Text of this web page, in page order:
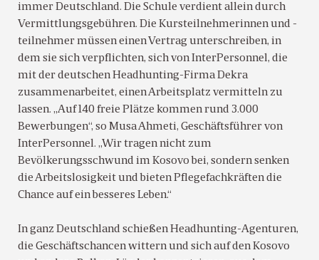
immer Deutschland. Die Schule verdient allein durch
Vermittlungsgebühren. Die Kursteilnehmerinnen und -
teilnehmer müssen einen Vertrag unterschreiben, in
dem sie sich verpflichten, sich von InterPersonnel, die
mit der deutschen Headhunting-Firma Dekra
zusammenarbeitet, einen Arbeitsplatz vermitteln zu
lassen. „Auf 140 freie Plätze kommen rund 3.000
Bewerbungen“, so Musa Ahmeti, Geschäftsführer von
InterPersonnel. „Wir tragen nicht zum
Bevölkerungsschwund im Kosovo bei, sondern senken
die Arbeitslosigkeit und bieten Pflegefachkräften die
Chance auf ein besseres Leben.“
In ganz Deutschland schießen Headhunting-Agenturen,
die Geschäftschancen wittern und sich auf den Kosovo